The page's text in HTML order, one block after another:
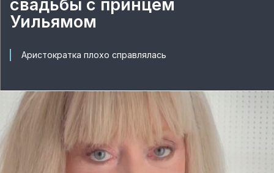
свадьбы с принцем
Уильямом
Аристократка плохо справлялась